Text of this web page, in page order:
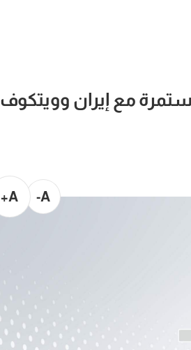
مع إيران وويتكوف
A-
A+